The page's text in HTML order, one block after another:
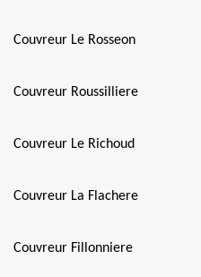
Couvreur Le Rosseon
Couvreur Roussilliere
Couvreur Le Richoud
Couvreur La Flachere
Couvreur Fillonniere